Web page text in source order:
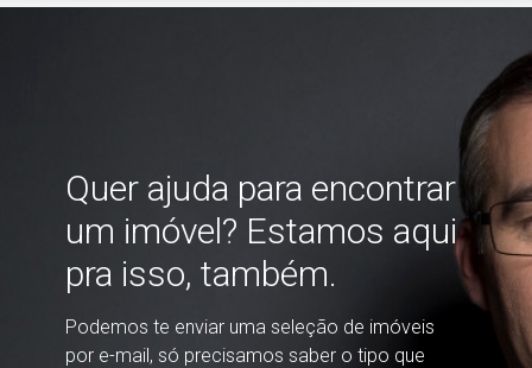
Quer ajuda para encontrar
um imóvel? Estamos aqui
pra isso, também.
Podemos te enviar uma seleção de imóveis
por e-mail, só precisamos saber o tipo que